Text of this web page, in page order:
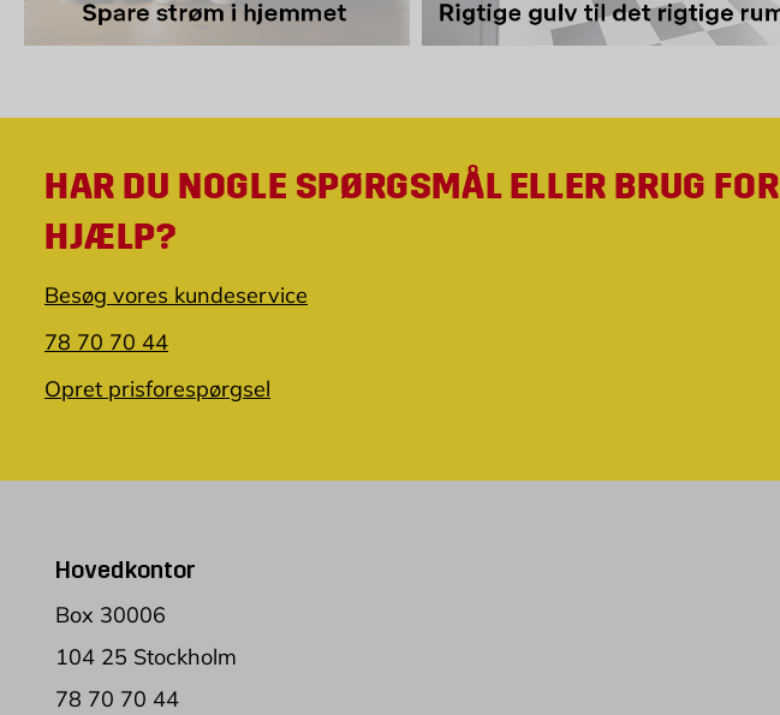
HAR DU NOGLE SPØRGSMÅL ELLER BRUG FOR
HJÆLP?
Besøg vores kundeservice
78 70 70 44
Opret prisforespørgsel
Hovedkontor
Box 30006
104 25 Stockholm
78 70 70 44